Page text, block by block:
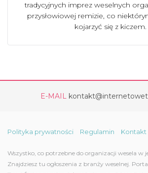
tradycyjnych imprez weselnych
przysłowiowej remizie, co
kojarzyć się z kiczem.
E-MAIL
Polityka prywatności Regulamin Kontakt
Wszystko, co potrzebne do organizacji wesela w
Znajdziesz tu ogłoszenia z branży weselnej.